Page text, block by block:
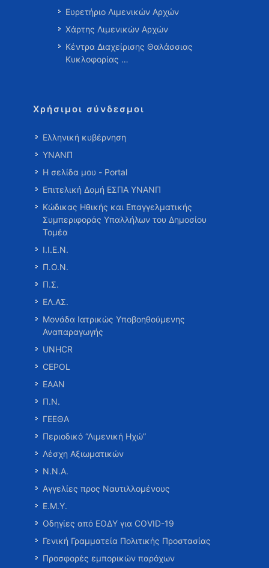
Ευρετήριο Λιμενικών Αρχών
Χάρτης Λιμενικών Αρχών
Κέντρα Διαχείρισης Θαλάσσιας
Κυκλοφορίας …
Χρήσιμοι σύνδεσμοι
Ελληνική κυβέρνηση
ΥΝΑΝΠ
Η σελίδα μου - Portal
Επιτελική Δομή ΕΣΠΑ ΥΝΑΝΠ
Κώδικας Ηθικής και Επαγγελματικής
Συμπεριφοράς Υπαλλήλων του Δημοσίου
Τομέα
Ι.Ι.Ε.Ν.
Π.Ο.Ν.
Π.Σ.
ΕΛ.ΑΣ.
Μονάδα Ιατρικώς Υποβοηθούμενης
Αναπαραγωγής
UNHCR
CEPOL
ΕΑΑΝ
Π.Ν.
ΓΕΕΘΑ
Περιοδικό “Λιμενική Ηχώ”
Λέσχη Αξιωματικών
Ν.Ν.Α.
Αγγελίες προς Ναυτιλλομένους
Ε.Μ.Υ.
Οδηγίες από ΕΟΔΥ για COVID-19
Γενική Γραμματεία Πολιτικής Προστασίας
Προσφορές εμπορικών παρόχων